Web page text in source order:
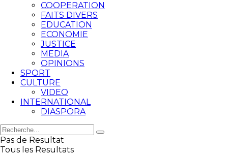
COOPERATION
FAITS DIVERS
EDUCATION
ECONOMIE
JUSTICE
MEDIA
OPINIONS
SPORT
CULTURE
VIDEO
INTERNATIONAL
DIASPORA
Pas de Resultat
Tous les Resultats